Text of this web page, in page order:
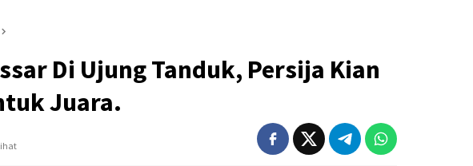
Di Ujung Tanduk, Persija Kian
Juara.